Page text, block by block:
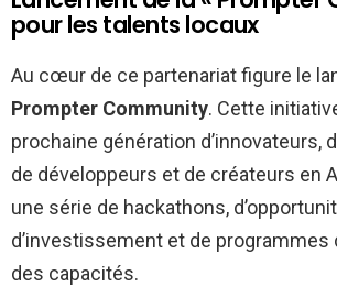
pour les talents locaux
Au cœur de ce partenariat figure le
Prompter Community. Cette
prochaine génération d’innovateurs,
de développeurs et de créateurs en
une série de hackathons,
d’investissement et de
des capacités.